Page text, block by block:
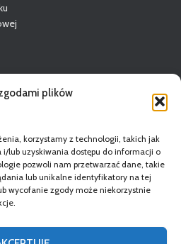
plików
korzystamy z technologii, takich jak
lub uzyskiwania dostępu do informacji o
pozwoli nam przetwarzać dane, takie
lub unikalne identyfikatory na tej
wycofanie zgody może niekorzystnie